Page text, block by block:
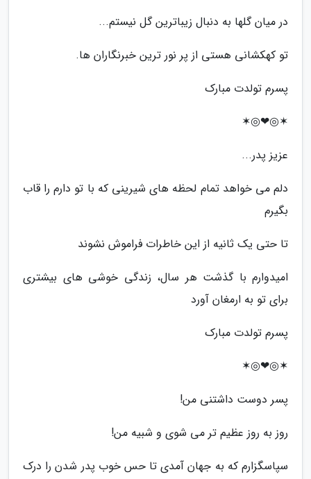
در میان گلها به دنبال زیباترین گل نیستم...
تو کهکشانی هستی از پر نور ترین خبرنگاران ها.
پسرم تولدت مبارک
✶◎❤◎✶
عزیز پدر...
دلم می خواهد تمام لحظه های شیرینی که با تو دارم را قاب
بگیرم
تا حتی یک ثانیه از این خاطرات فراموش نشوند
امیدوارم با گذشت هر سال، زندگی خوشی های بیشتری
برای تو به ارمغان آورد
پسرم تولدت مبارک
✶◎❤◎✶
پسر دوست داشتنی من!
روز به روز عظیم تر می شوی و شبیه من!
سپاسگزارم که به جهان آمدی تا حس خوب پدر شدن را درک